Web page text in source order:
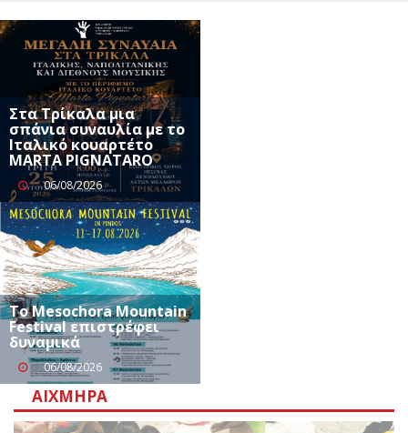
Στα Τρίκαλα μια
σπάνια συναυλία με το
Ιταλικό κουαρτέτο
MARTA PIGNATARO
06/08/2026
Το Mesochora Mountain
Festival επιστρέφει
δυναμικά
06/08/2026
ΑΙΧΜΗΡΆ